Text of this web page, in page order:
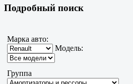
Подробный поиск
Марка авто:
Модель:
Группа